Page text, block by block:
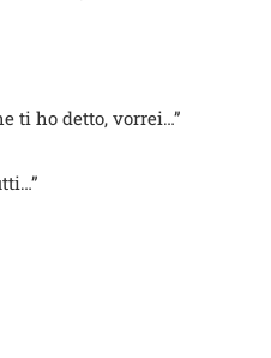
ti ho detto, vorrei…”